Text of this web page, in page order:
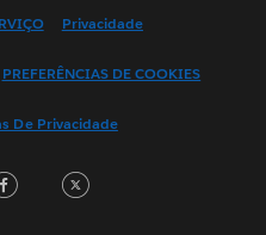
語
Privacidade
PREFERÊNCIAS DE COOKIES
De Privacidade
Facebook